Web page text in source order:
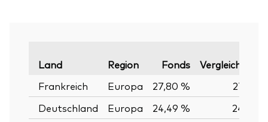
Land Region Fonds
Frankreich
Europa 27,80 %
27,79
Deutschland
Europa 24,49 %
24,49